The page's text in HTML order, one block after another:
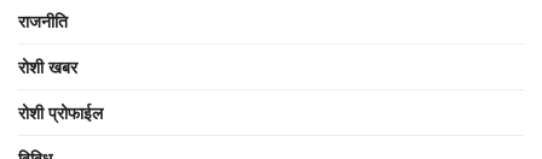
राजनीति
रोशी खबर
रोशी प्रोफाईल